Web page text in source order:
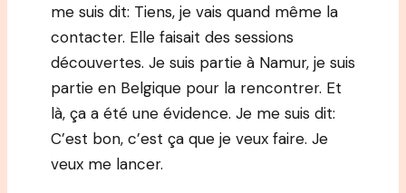
me suis dit: Tiens, je vais quand même la
contacter. Elle faisait des sessions
découvertes. Je suis partie à Namur, je suis
partie en Belgique pour la rencontrer. Et
là, ça a été une évidence. Je me suis dit:
C’est bon, c’est ça que je veux faire. Je
veux me lancer.